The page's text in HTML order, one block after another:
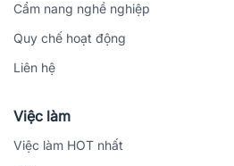
Cẩm nang nghề nghiệp
Quy chế hoạt động
Liên hệ
Việc làm
Việc làm HOT nhất